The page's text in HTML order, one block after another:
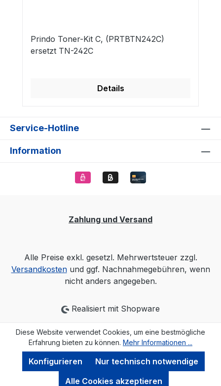
Prindo Toner-Kit C, (PRTBTN242C)
ersetzt TN-242C
Details
Service-Hotline
Information
Zahlung und Versand
Alle Preise exkl. gesetzl. Mehrwertsteuer zzgl.
Versandkostenund ggf. Nachnahmegebühren, wenn
nicht anders angegeben.
Realisiert mit Shopware
Diese Website verwendet Cookies, um eine bestmögliche
Erfahrung bieten zu können. Mehr Informationen ...
Nur technisch notwendige
Konfigurieren
Alle Cookies akzeptieren